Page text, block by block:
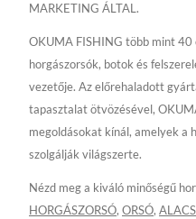
MARKETING ÁLTAL.
OKUMA FISHING több mint 40
horgászorsók, botok és
vezetője. Az előrehaladott
tapasztalat ötvözésével,
megoldásokat kínál, amelyek a
szolgálják világszerte.
Nézd meg a kiváló minőségű
HORGÁSZORSÓ, ORSÓ,